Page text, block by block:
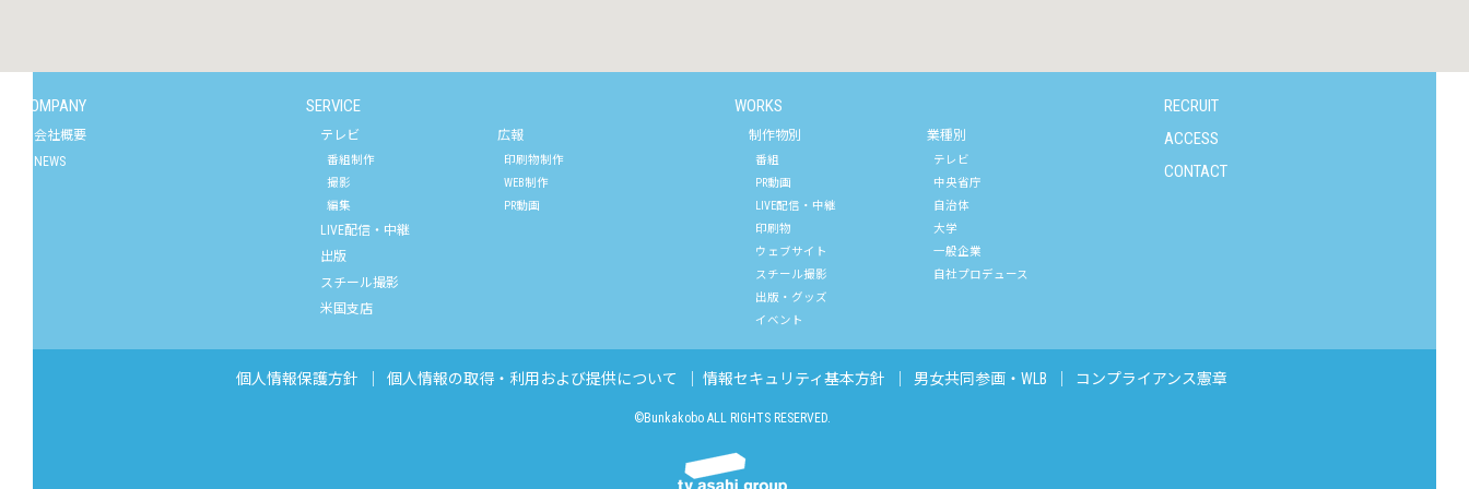
COMPANY
会社概要
NEWS
SERVICE
テレビ
番組制作
撮影
編集
広報
印刷物制作
WEB制作
PR動画
LIVE配信・中継
出版
スチール撮影
米国支店
WORKS
制作物別
番組
PR動画
LIVE配信・中継
印刷物
ウェブサイト
スチール撮影
出版・グッズ
イベント
業種別
テレビ
中央省庁
自治体
大学
一般企業
自社プロデュース
RECRUIT
ACCESS
CONTACT
個人情報保護方針 個人情報の取得・利用および提供について 情報セキュリティ基本方針 男女共同参画・WLB コンプライアンス憲章
©Bunkakobo ALL RIGHTS RESERVED.